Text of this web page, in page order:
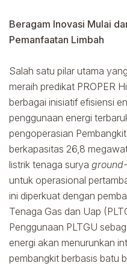
Beragam Inovasi Mulai
Pemanfaatan Limbah
Salah satu pilar utama
meraih predikat PROPER
berbagai inisiatif efisiensi
penggunaan energi
pengoperasian
berkapasitas 26,8
listrik tenaga surya
untuk operasional
ini diperkuat dengan
Tenaga Gas dan Uap
Penggunaan PLTGU
energi akan menurunkan
pembangkit berbasis batu